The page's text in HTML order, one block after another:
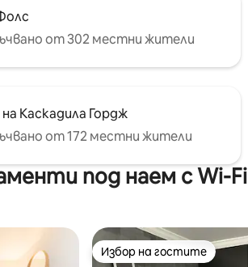
от 302 местни жители
Каскадила Гордж
от 172 местни жители
под наем с Wi-Fi
Избор на гостите
Избор на гостите